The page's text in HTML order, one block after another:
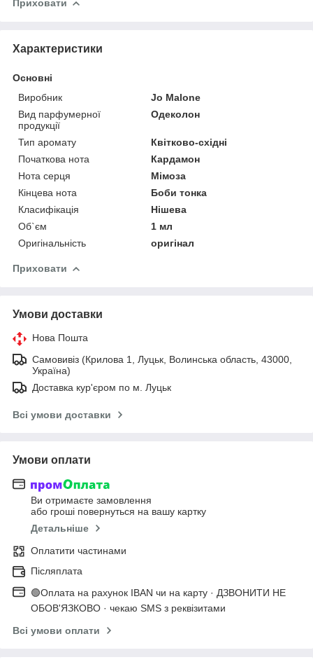
Приховати
Характеристики
Основні
Виробник
Jo Malone
Вид парфумерної
продукції
Одеколон
Тип аромату
Квітково-східні
Початкова нота
Кардамон
Нота серця
Мімоза
Кінцева нота
Боби тонка
Класифікація
Нішева
Об`єм
1 мл
Оригінальність
оригінал
Приховати
Умови доставки
Нова Пошта
Самовивіз (Крилова 1, Луцьк, Волинська область, 43000,
Україна)
Доставка кур'єром по м. Луцьк
Всі умови доставки
Умови оплати
Ви отримаєте замовлення
або гроші повернуться на вашу картку
Детальніше
Оплатити частинами
Післяплата
🟢Оплата на рахунок IBAN чи на карту · ДЗВОНИТИ НЕ
ОБОВ'ЯЗКОВО · чекаю SMS з реквізитами
Всі умови оплати